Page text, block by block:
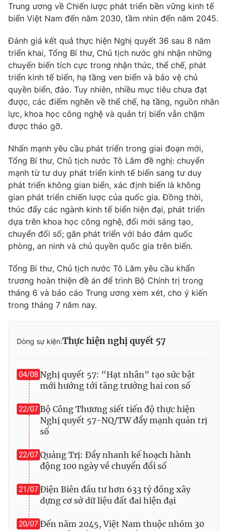
Thị trường
Lịch phát sóng
Chuyên mục khác
Emagazine Podcast
Photo Infographic
Video Shorts video
VTV Money VTV Thể thao
VTV Sức khoẻ Bất động sản
Thị trường 24h Tấm lòng Việt
VTV4 Vươn mình bằng AI
VTV9 VTV8
Liên hệ tòa soạn English
Theo dõi báo trên
Cơ quan chủ quản:
Cơ quan báo chí:
Giấy phép hoạt động báo in và báo điện tử số 483/GP-BTTTT
cấp ngày 29/12/2023
Tổng Biên tập:
Vũ Thanh Thủy
Phó Tổng Biên tập: Nguyễn Thị Mỹ Hạnh, Phạm Quốc Thắng,
Nguyễn Trọng Ninh
Tổng đài VTV: 024.38 355 931 - 024.38 355 932
Trung ương về Chiến lược phát triển bền vững kinh tế
biển Việt Nam đến năm 2030, tầm nhìn đến năm 2045.
Đánh giá kết quả thực hiện Nghị quyết 36 sau 8 năm
triển khai, Tổng Bí thư, Chủ tịch nước ghi nhận những
chuyển biến tích cực trong nhận thức, thể chế, phát
triển kinh tế biển, hạ tầng ven biển và bảo vệ chủ
quyền biển, đảo. Tuy nhiên, nhiều mục tiêu chưa đạt
được, các điểm nghẽn về thể chế, hạ tầng, nguồn nhân
lực, khoa học công nghệ và quản trị biển vẫn chậm
được tháo gỡ.
Nhấn mạnh yêu cầu phát triển trong giai đoạn mới,
Tổng Bí thư, Chủ tịch nước Tô Lâm đề nghị: chuyển
mạnh từ tư duy phát triển kinh tế biển sang tư duy
phát triển không gian biển, xác định biển là không
gian phát triển chiến lược của quốc gia. Đồng thời,
thúc đẩy các ngành kinh tế biển hiện đại, phát triển
dựa trên khoa học công nghệ, đổi mới sáng tạo,
chuyển đổi số; gắn phát triển với bảo đảm quốc
phòng, an ninh và chủ quyền quốc gia trên biển.
Tổng Bí thư, Chủ tịch nước Tô Lâm yêu cầu khẩn
trương hoàn thiện đề án để trình Bộ Chính trị trong
tháng 6 và báo cáo Trung ương xem xét, cho ý kiến
trong tháng 7 năm nay.
Dòng sự kiện:Thực hiện nghị quyết 57
04/08 Nghị quyết 57: "Hạt nhân" tạo sức bật
mới hướng tới tăng trưởng hai con số
22/07 Bộ Công Thương siết tiến độ thực hiện
Nghị quyết 57-NQ/TW đẩy mạnh quản trị
số
22/07 Quảng Trị: Đẩy nhanh kế hoạch hành
động 100 ngày về chuyển đổi số
21/07 Điện Biên đầu tư hơn 633 tỷ đồng xây
dựng cơ sở dữ liệu đất đai hiện đại
20/07 Đến năm 2045, Việt Nam thuộc nhóm 30